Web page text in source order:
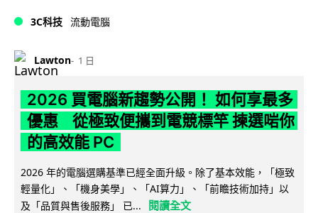
3C科技 流動電腦
Lawton 1 日
2026 買電腦新趨勢公開！ 如何享最多
優惠 從極致便攜到電競標竿 揀選啱你
的高效能 PC
2026 年的電腦選購基準已經全面升級。除了基本效能，「極致
輕量化」、「機身美學」、「AI算力」、「前瞻技術加持」以
及「品質與售後服務」 已...
閱讀全文